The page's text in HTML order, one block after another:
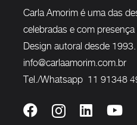
Carla Amorim é uma das
celebradas e com
Design autoral desde 1993.
info@carlaamorim.com.br
Tel./Whatsapp 11 91348